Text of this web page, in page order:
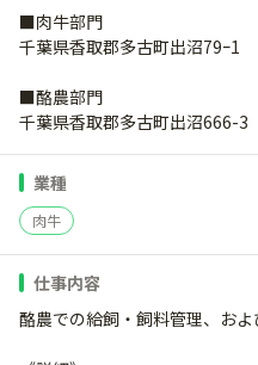
■肉牛部門
千葉県香取郡多古町出沼79ｰ1
■酪農部門
千葉県香取郡多古町出沼666-3
業種
肉牛
仕事内容
酪農での給飼・飼料管理、お